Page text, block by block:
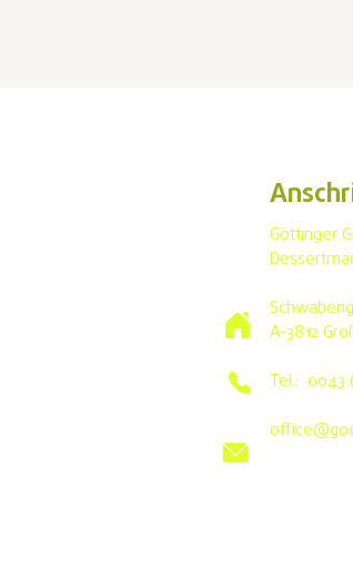
Göttinger
A-3812
Tel.: 0043